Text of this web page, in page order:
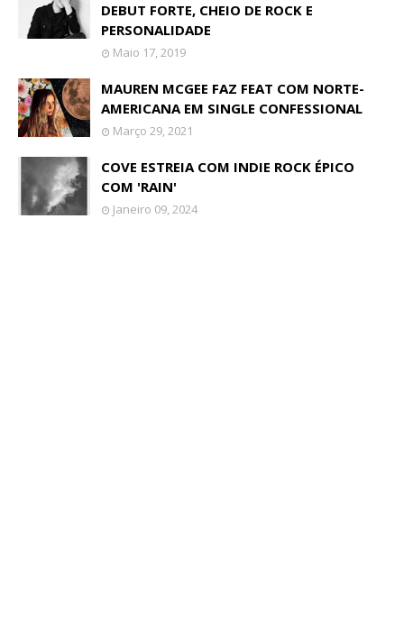
DEBUT FORTE, CHEIO DE ROCK E
PERSONALIDADE
Maio 17, 2019
MAUREN MCGEE FAZ FEAT COM NORTE-
AMERICANA EM SINGLE CONFESSIONAL
Março 29, 2021
COVE ESTREIA COM INDIE ROCK ÉPICO
COM 'RAIN'
Janeiro 09, 2024